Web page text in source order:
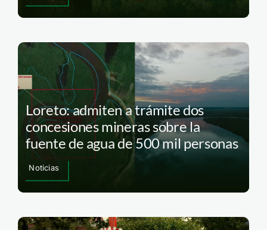
Loreto: admiten a trámite dos
concesiones mineras sobre la
fuente de agua de 500 mil personas
Noticias